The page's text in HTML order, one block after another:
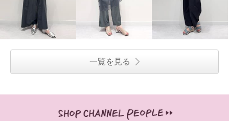
ニカル ラインストーン シアーミ
一覧を見る